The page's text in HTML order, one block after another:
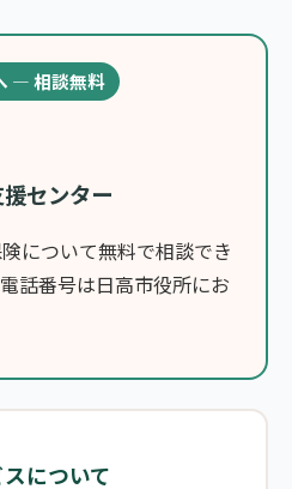
— 相談無料
センター
について無料で相談でき
話番号は日高市役所にお
について